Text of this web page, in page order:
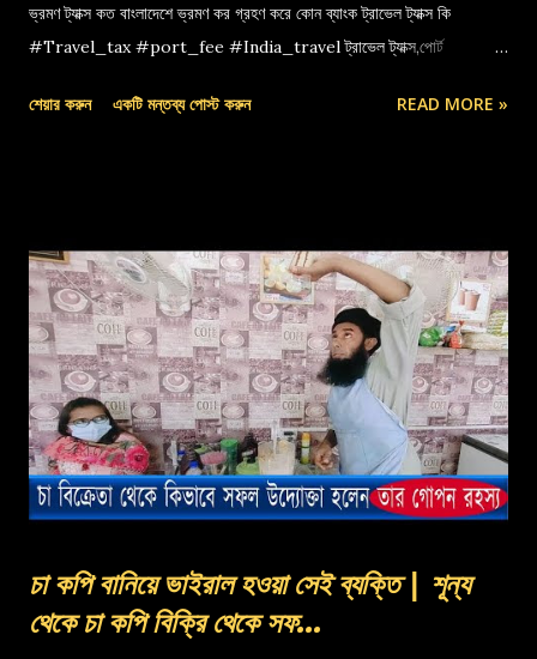
ভ্রমণ ট্যাক্স কত বাংলাদেশে ভ্রমণ কর গ্রহণ করে কোন ব্যাংক ট্রাভেল ট্যাক্স কি
#Travel_tax #port_fee #India_travel ট্রাভেল ট্যাক্স,পোর্ট
শেয়ার করুন একটি মন্তব্য পোস্ট করুন READ MORE »
চা কপি বানিয়ে ভাইরাল হওয়া সেই ব্যক্তি | শূন্য
থেকে চা কপি বিক্রি থেকে সফ...